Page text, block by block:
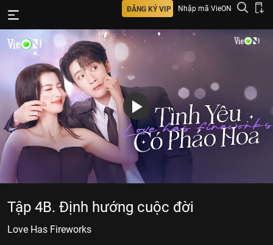
ĐĂNG KÝ VIP Nhập mã VieON
Tập 4B. Định hướng cuộc đời
Love Has Fireworks